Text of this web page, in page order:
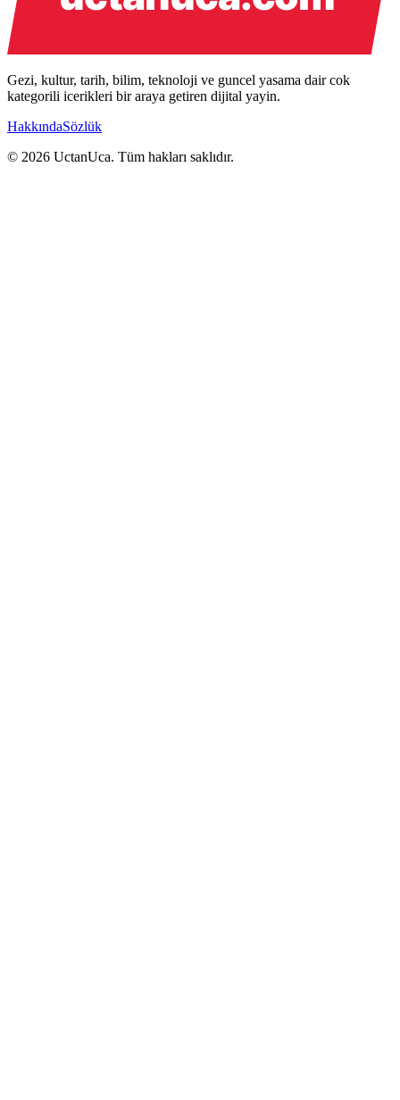
Gezi, kultur, tarih, bilim, teknoloji ve guncel yasama dair cok
kategorili icerikleri bir araya getiren dijital yayin.
HakkındaSözlük
© 2026 UctanUca. Tüm hakları saklıdır.